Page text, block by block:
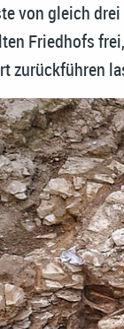
von gleich
Friedhofs
zurückführen